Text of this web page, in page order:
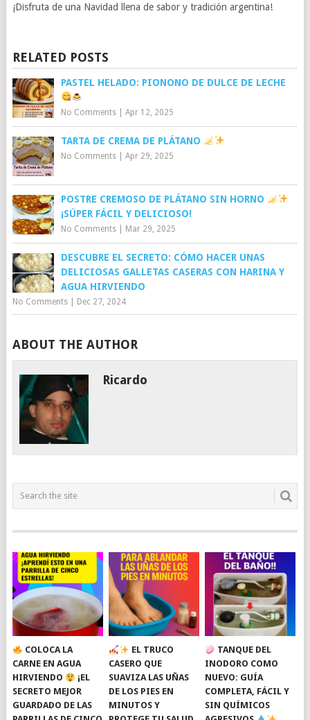
¡Disfruta de una Navidad llena de sabor y tradición argentina!
RELATED POSTS
PASTEL HELADO: PIONONO DE DULCE DE LECHE
No Comments| Apr 12, 2025
TARTA DE CREMA DE PLÁTANO
No Comments| Apr 29, 2025
POSTRE CREMOSO DE PLÁTANO SIN HORNO
¡SÚPER FÁCIL Y DELICIOSO!
No Comments| Mar 29, 2025
DESCUBRE EL SECRETO: CÓMO HACER UNAS
DELICIOSAS GALLETAS CASERAS CON HARINA Y
AGUA HIRVIENDO
No Comments| Dec 27, 2024
ABOUT THE AUTHOR
Ricardo
COLOCA LA
CARNE EN AGUA
HIRVIENDO
¡EL
SECRETO MEJOR
GUARDADO DE LAS
EL TRUCO
CASERO QUE
SUAVIZA LAS UÑAS
DE LOS PIES EN
MINUTOS Y
TANQUE DEL
INODORO COMO
NUEVO: GUÍA
COMPLETA, FÁCIL Y
SIN QUÍMICOS